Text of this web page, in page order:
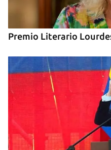
Premio Literario